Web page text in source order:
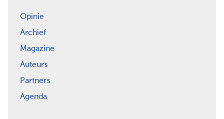
Opinie
Archief
Magazine
Auteurs
Partners
Agenda